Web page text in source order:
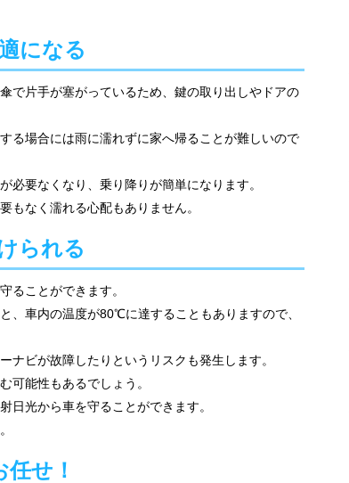
になる
で片手が塞がっているため、鍵の取り出しやドアの
る場合には雨に濡れずに家へ帰ることが難しいので
必要なくなり、乗り降りが簡単になります。
もなく濡れる心配もありません。
られる
ることができます。
、車内の温度が80℃に達することもありますので、
ナビが故障したりというリスクも発生します。
可能性もあるでしょう。
日光から車を守ることができます。
せ！